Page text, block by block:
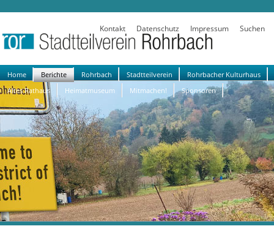
Kontakt Datenschutz Impressum Suchen
Navigation
überspringen
Home Berichte Rohrbach Stadtteilverein
Rohrbacher Kulturhaus
Altes Rathaus
Heimatmuseum Mitmachen! Sponsoren